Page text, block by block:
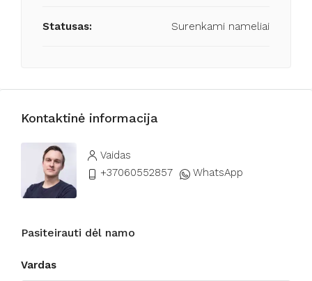
Statusas: Surenkami nameliai
Kontaktinė informacija
Vaidas
+37060552857
WhatsApp
Pasiteirauti dėl namo
Vardas